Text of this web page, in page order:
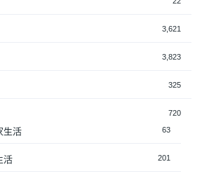
3,621
3,823
325
720
生活 63
活 201